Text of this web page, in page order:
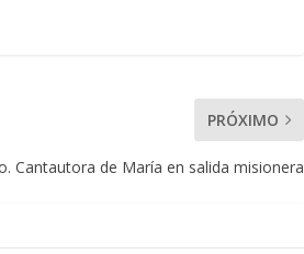
PRÓXIMO
Cantautora de María en salida misionera